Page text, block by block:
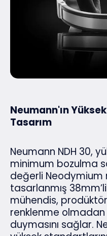
Neumann'ın
Tasarım
Neumann NDH 30,
minimum bozulma
değerli Neodymium
tasarlanmış
mühendis,
renklenme
duymasını sağlar.